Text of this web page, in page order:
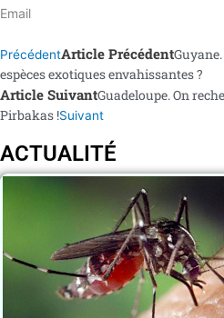
Email
PrécédentArticle Précédent
espèces exotiques envahissantes ?
Article SuivantGuadeloupe. On
Pirbakas !Suivant
ACTUALITÉ